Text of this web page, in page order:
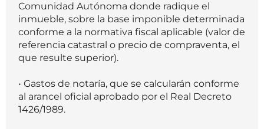
Comunidad Autónoma donde radique el
inmueble, sobre la base imponible determinada
conforme a la normativa fiscal aplicable (valor de
referencia catastral o precio de compraventa, el
que resulte superior).
• Gastos de notaría, que se calcularán conforme
al arancel oficial aprobado por el Real Decreto
1426/1989.